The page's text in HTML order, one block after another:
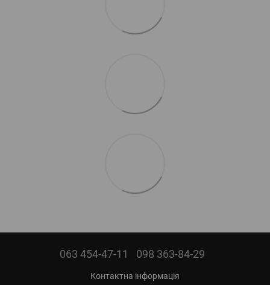
063 454-47-11 098 363-84-29
Контактна інформація